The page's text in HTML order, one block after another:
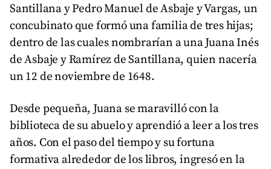
Santillana y Pedro Manuel de Asbaje y Vargas, un
concubinato que formó una familia de tres hijas;
dentro de las cuales nombrarían a una Juana Inés
de Asbaje y Ramírez de Santillana, quien nacería
un 12 de noviembre de 1648.
Desde pequeña, Juana se maravilló con la
biblioteca de su abuelo y aprendió a leer a los tres
años. Con el paso del tiempo y su fortuna
formativa alrededor de los libros, ingresó en la